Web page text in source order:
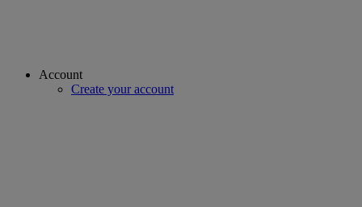
Account
Create your account